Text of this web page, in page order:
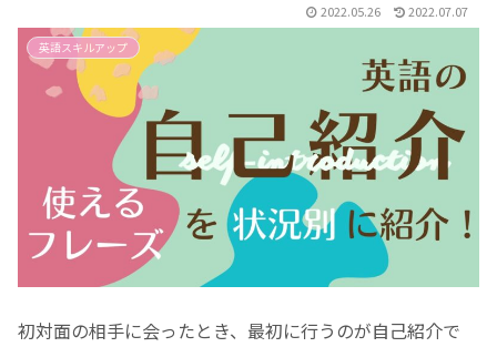
2022.05.26 2022.07.07
英語スキルアップ
初対面の相手に会ったとき、最初に行うのが自己紹介で